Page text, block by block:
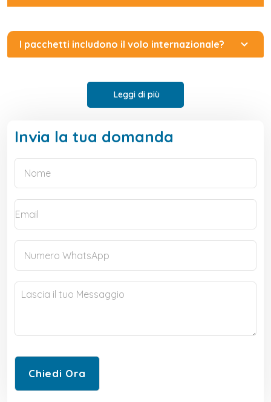
I pacchetti includono il volo internazionale?
Leggi di più
Invia la tua domanda